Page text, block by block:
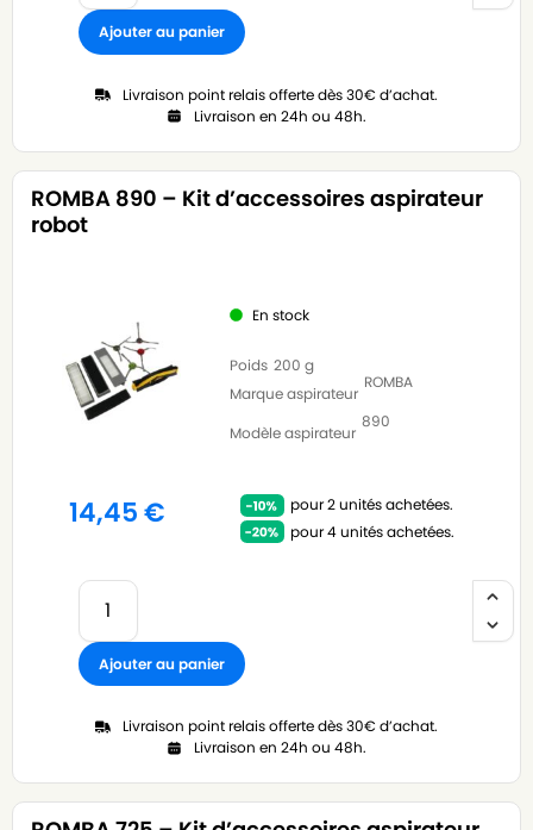
Ajouter au panier
Livraison point relais offerte dès 30€ d’achat.
Livraison en 24h ou 48h.
ROMBA 890 – Kit d’accessoires aspirateur
robot
En stock
Poids 200 g
Marque aspirateur
ROMBA
Modèle aspirateur
890
14,45€
pour 2 unités achetées.
pour 4 unités achetées.
Ajouter au panier
Livraison point relais offerte dès 30€ d’achat.
Livraison en 24h ou 48h.